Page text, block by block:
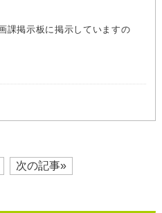
課掲示板に掲示していますの
次の記事»